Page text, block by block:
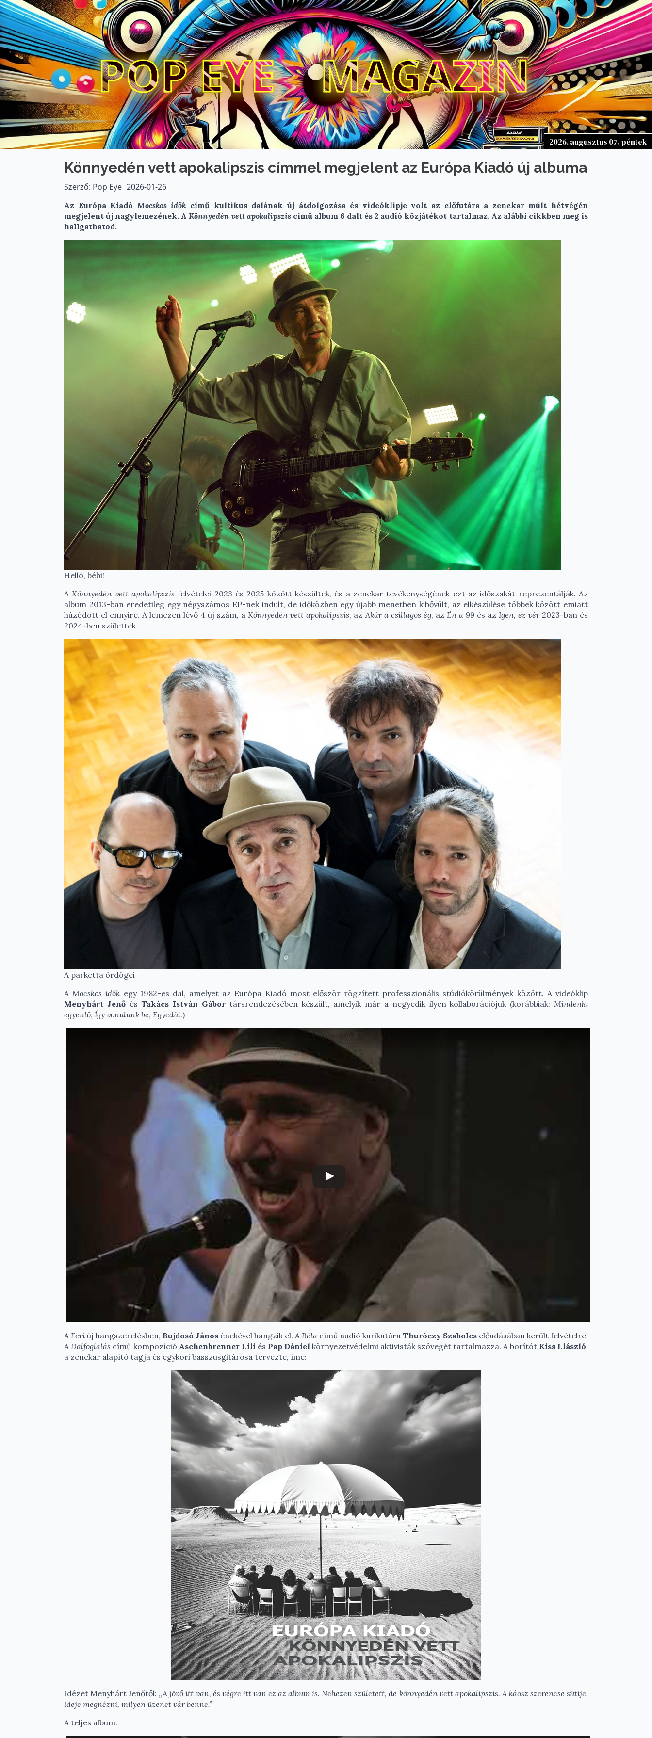
POP EYE MAGAZIN
2026. augusztus 07, péntek
Könnyedén vett apokalipszis címmel megjelent az Európa Kiadó új albuma
Szerző: Pop Eye 2026-01-26
Az Európa Kiadó Mocskos idők című kultikus dalának új átdolgozása és videóklipje volt az előfutára a zenekar múlt hétvégén
megjelent új nagylemezének. AKönnyedén vett apokalipsziscímű album 6 dalt és 2 audió közjátékot tartalmaz. Az alábbi cikkben meg is
hallgathatod.
Helló, bébi!
AKönnyedén vett apokalipszis felvételei 2023 és 2025 között készültek, és a zenekar tevékenységének ezt az időszakát reprezentálják. Az
album 2013-ban eredetileg egy négyszámos EP-nek indult, de időközben egy újabb menetben kibővült, az elkészülése többek között emiatt
húzódott el ennyire. A lemezen lévő 4 új szám, aKönnyedén vett apokalipszis, az Akár a csillagos ég, az Én a 99 és az Igen, ez vér2023-ban és
2024-ben születtek.
A parketta ördögei
AMocskos idők egy 1982-es dal, amelyet az Európa Kiadó most először rögzített professzionális stúdiókörülmények között. A videóklip
Menyhárt Jenőés Takács István Gábor társrendezésében készült, amelyik már a negyedik ilyen kollaborációjuk (korábbiak:Mindenki
egyenlő, Így vonulunk be, Egyedül.)
A Feri új hangszerelésben, Bujdosó János énekével hangzik el. A Béla című audió karikatúra Thuróczy Szabolcs előadásában került felvételre.
A Dalfoglalás című kompozíció Aschenbrenner Lili és Pap Dániel környezetvédelmi aktivisták szövegét tartalmazza. A borítót Kiss Llászló,
a zenekar alapító tagja és egykori basszusgitárosa tervezte, íme:
Idézet Menyhárt Jenőtől: ,,A jövő itt van, és végre itt van ez az album is. Nehezen született, de könnyedén vett apokalipszis. A káosz szerencse sütije.
Ideje megnézni, milyen üzenet vár benne.”
A teljes album: